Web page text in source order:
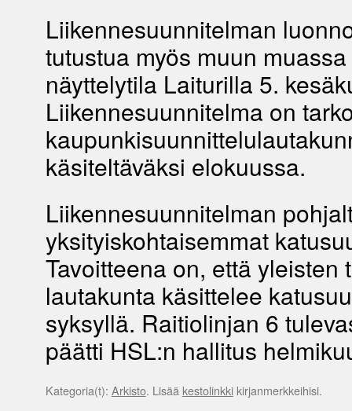
Liikennesuunnitelman
tutustua myös muun
näyttelytila Laiturilla 5.
Liikennesuunnitelma on
käsiteltäväksi elokuussa.
Liikennesuunnitelman
yksityiskohtaisemmat
Tavoitteena on, että yleisten
lautakunta käsittelee
syksyllä. Raitiolinjan 6
päätti HSL:n hallitus
Kategoria(t): Arkisto. Lisää kestolinkkikirjanmerkkeihisi.